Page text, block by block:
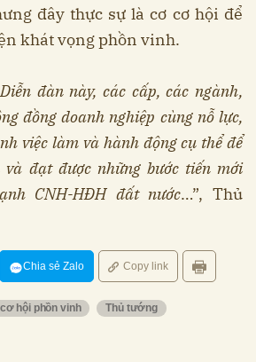
đây thực sự là cơ cơ hội để
khát vọng phồn vinh.
đàn này, các cấp, các ngành,
đồng doanh nghiệp cùng nỗ lực,
việc làm và hành động cụ thể để
đạt được những bước tiến mới
CNH-HĐH đất nước…”, Thủ
Chia sẻ Zalo Copy link
cơ hội phồn vinh
Thủ tướng